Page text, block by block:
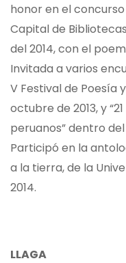
honor en el
Capital de
del 2014, con el
Invitada a varios
V Festival de Poesía
octubre de 2013, y
peruanos” dentro
Participó en la
a la tierra, de la
2014.
LLAGA